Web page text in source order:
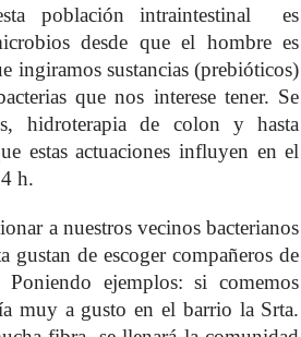
población intraintestinal es
desde que el hombre es
ingiramos sustancias (prebióticos)
que nos interese tener. Se
hidroterapia de colon y hasta
estas actuaciones influyen en el
h.
a nuestros vecinos bacterianos
de escoger compañeros de
ejemplos: si comemos
muy a gusto en el barrio la Srta.